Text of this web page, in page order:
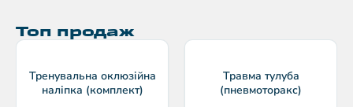
Топ продаж
Тренувальна оклюзійна
наліпка (комплект)
Травма тулуба
(пневмоторакс)